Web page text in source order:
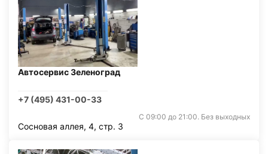
Автосервис Зеленоград
+7 (495) 431-00-33
С 09:00 до 21:00. Без выходных
Сосновая аллея, 4, стр. 3